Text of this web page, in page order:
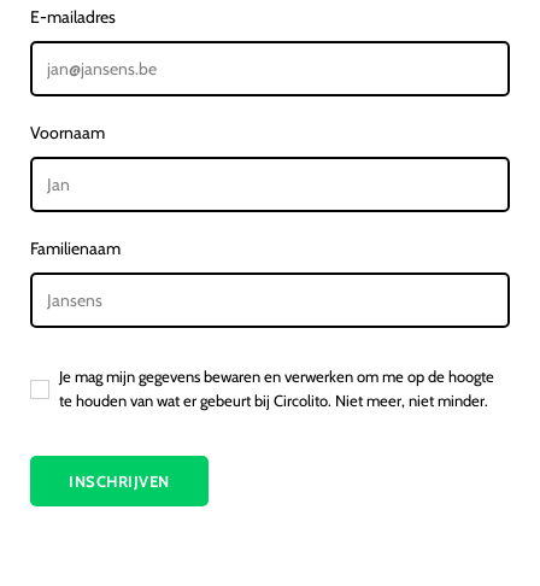
E-mailadres
Voornaam
Familienaam
Je mag mijn gegevens bewaren en verwerken om me op de hoogte
te houden van wat er gebeurt bij Circolito. Niet meer, niet minder.
INSCHRIJVEN